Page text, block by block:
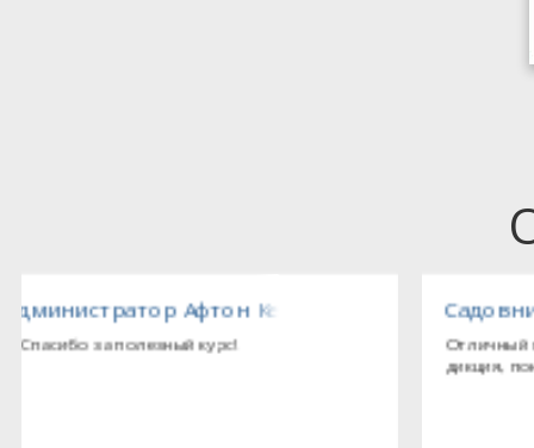
(Великобритания), представительство
Садовникова А.И., старший бухгалтер ООО
Отличный преподаватель (правильная и четкая речь,